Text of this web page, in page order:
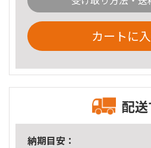
カートに
配
納期目安：